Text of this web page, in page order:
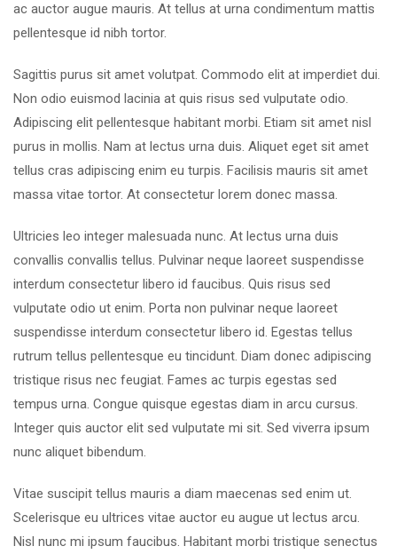
ac auctor augue mauris. At tellus at urna condimentum mattis
pellentesque id nibh tortor.
Sagittis purus sit amet volutpat. Commodo elit at imperdiet dui.
Non odio euismod lacinia at quis risus sed vulputate odio.
Adipiscing elit pellentesque habitant morbi. Etiam sit amet nisl
purus in mollis. Nam at lectus urna duis. Aliquet eget sit amet
tellus cras adipiscing enim eu turpis. Facilisis mauris sit amet
massa vitae tortor. At consectetur lorem donec massa.
Ultricies leo integer malesuada nunc. At lectus urna duis
convallis convallis tellus. Pulvinar neque laoreet suspendisse
interdum consectetur libero id faucibus. Quis risus sed
vulputate odio ut enim. Porta non pulvinar neque laoreet
suspendisse interdum consectetur libero id. Egestas tellus
rutrum tellus pellentesque eu tincidunt. Diam donec adipiscing
tristique risus nec feugiat. Fames ac turpis egestas sed
tempus urna. Congue quisque egestas diam in arcu cursus.
Integer quis auctor elit sed vulputate mi sit. Sed viverra ipsum
nunc aliquet bibendum.
Vitae suscipit tellus mauris a diam maecenas sed enim ut.
Scelerisque eu ultrices vitae auctor eu augue ut lectus arcu.
Nisl nunc mi ipsum faucibus. Habitant morbi tristique senectus